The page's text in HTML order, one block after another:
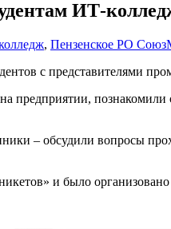
ИТ-
, Пензенское РО
с представителями
на предприятии,
– обсудили вопросы
и было